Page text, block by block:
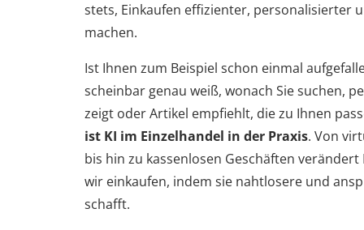
stets, Einkaufen effizienter, personalisierter
machen.
Ist Ihnen zum Beispiel schon einmal
scheinbar genau weiß, wonach Sie suchen,
zeigt oder Artikel empfiehlt, die zu Ihnen
ist KI im Einzelhandel in der Praxis. Von
bis hin zu kassenlosen Geschäften verändert
wir einkaufen, indem sie nahtlosere und
schafft.